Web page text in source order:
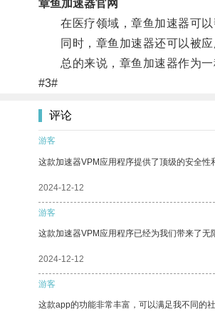
章鱼加速器官网
在医疗领域，章鱼加速器可以
同时，章鱼加速器还可以被应
总的来说，章鱼加速器作为一
#3#
评论
游客
这款加速器VPM应用程序提供了顶级的安全性
2024-12-12
游客
这款加速器VPM应用程序已经为我们带来了无
2024-12-12
游客
这款app的功能非常丰富，可以满足我不同的社